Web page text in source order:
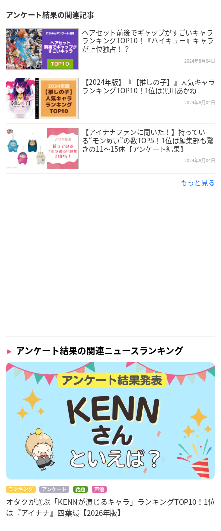
アンケート結果の関連記事
ヘアセット前後でギャップがすごいキャラ
ランキングTOP10！『ハイキュー』キャラ
が上位独占！？
2024年8月04日
【2024年版】『【推しの子】』人気キャラ
ランキングTOP10！1位は黒川あかね
2024年8月04日
【アイナナファンに聞いた！】持ってい
る“モンぬい”の数TOP5！1位は編集部も驚
きの11〜15体【アンケート結果】
2024年8月04日
もっと見る
アンケート結果の関連ニュースランキング
ランキング アンケート 話題 声優
オタクが選ぶ「KENNが演じるキャラ」ランキングTOP10！1位
は『アイナナ』四葉環【2026年版】